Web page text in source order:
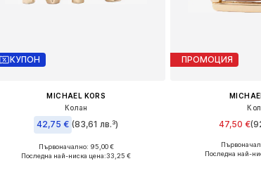
КУПОН
MICHAEL KORS
Колан
42,75 € (83,61 лв.³)
Налични размери: 65, 75, 85
Първоначално: 95,00 €
Последна най-ниска цена:33,25 €
ПРОМОЦИЯ
47,50 €
Налични
Последна най-